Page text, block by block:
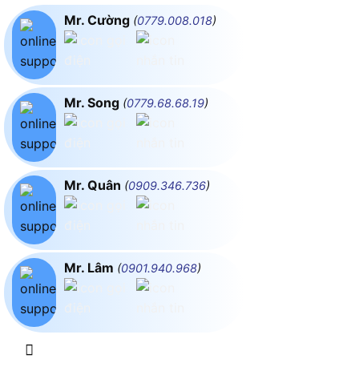
Mr. Cường (0779.008.018)
Mr. Song (0779.68.68.19)
Mr. Quân (0909.346.736)
Mr. Lâm (0901.940.968)